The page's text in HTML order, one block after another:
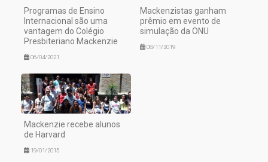
Programas de Ensino
Internacional são uma
vantagem do Colégio
Presbiteriano Mackenzie
06/04/2021
Mackenzistas ganham
prêmio em evento de
simulação da ONU
08/11/2019
Mackenzie recebe alunos
de Harvard
19/01/2015